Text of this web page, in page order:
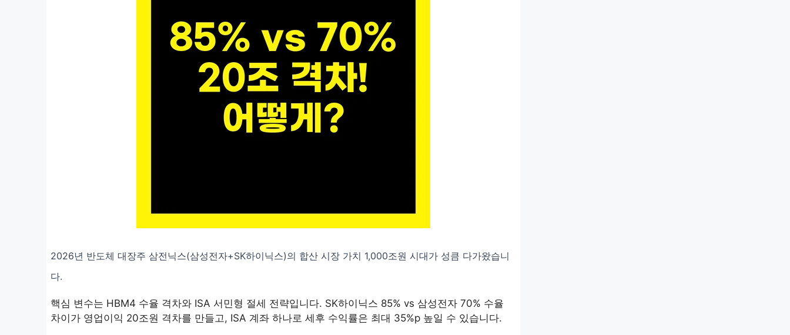
2026년 반도체 대장주 삼전닉스(삼성전자+SK하이닉스)의 합산 시장 가치 1,000조원 시대가 성큼 다가왔습니
다.
핵심 변수는 HBM4 수율 격차와 ISA 서민형 절세 전략입니다. SK하이닉스 85% vs 삼성전자 70% 수율
차이가 영업이익 20조원 격차를 만들고, ISA 계좌 하나로 세후 수익률은 최대 35%p 높일 수 있습니다.